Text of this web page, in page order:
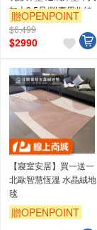
加大3.5尺(附專用收納
袋/100%乳膠/乳膠墊/
學生宿舍床墊)
贈OPENPOINT
$6,499
$2990
【寢室安居】買一送一
北歐智慧恆溫 水晶絨地
毯
贈OPENPOINT